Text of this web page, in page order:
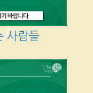
사람들